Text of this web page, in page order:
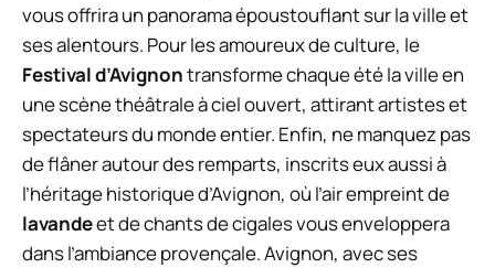
vous offrira un panorama époustouflant sur la ville et
ses alentours. Pour les amoureux de culture, le
Festival d’Avignontransforme chaque été la ville en
une scène théâtrale à ciel ouvert, attirant artistes et
spectateurs du monde entier. Enfin, ne manquez pas
de flâner autour des remparts, inscrits eux aussi à
l’héritage historique d’Avignon, où l’air empreint de
lavandeet de chants de cigales vous enveloppera
dans l’ambiance provençale. Avignon, avec ses